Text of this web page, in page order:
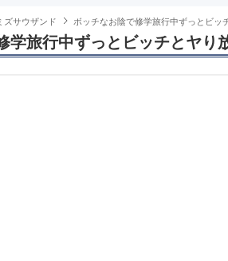
ズサウザンド ボッチなお陰で修学旅行中ずっとビッ
学旅行中ずっとビッチとヤり